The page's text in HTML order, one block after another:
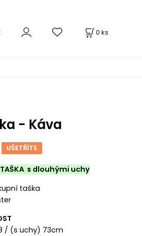
0 ks
- Káva
UŠETŘÍTE
TAŠKA s dlouhými uchy
taška
/ (s uchy) 73cm